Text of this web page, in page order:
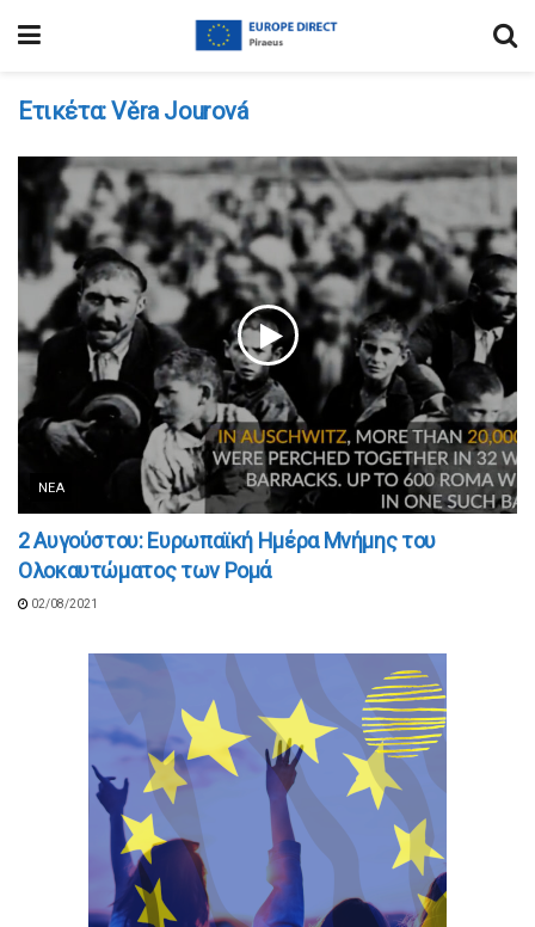
Ετικέτα:Věra Jourová
ΝΈΑ
2 Αυγούστου: Ευρωπαϊκή Ημέρα Μνήμης του
Ολοκαυτώματος των Ρομά
02/08/2021